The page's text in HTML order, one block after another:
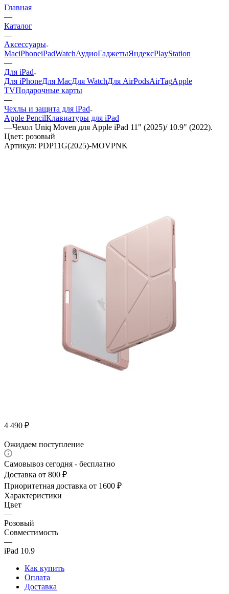
Главная
—
Каталог
—
Аксессуары
MaciPhoneiPadWatchАудиоГаджетыЯндексPlayStation
—
Для iPad
Для iPhoneДля MacДля WatchДля AirPodsAirTagApple
TVПодарочные карты
—
Чехлы и защита для iPad
Apple PencilКлавиатуры для iPad
—Чехол Uniq Moven для Apple iPad 11" (2025)/ 10.9" (2022).
Цвет: розовый
Артикул: PDP11G(2025)-MOVPNK
4 490 ₽
Ожидаем поступление
Самовывоз сегодня - бесплатно
Доставка от 800 ₽
Приоритетная доставка от 1600 ₽
Характеристики
Цвет
—
Розовый
Совместимость
—
iPad 10.9
Как купить
Оплата
Доставка